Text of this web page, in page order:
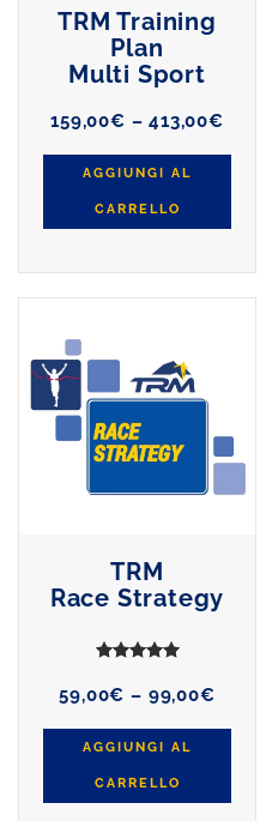
TRM Training
Plan
Multi Sport
159,00€ – 413,00€
AGGIUNGI AL
CARRELLO
TRM
Race Strategy
Valutato
1
59,00€ – 99,00€
AGGIUNGI AL
CARRELLO